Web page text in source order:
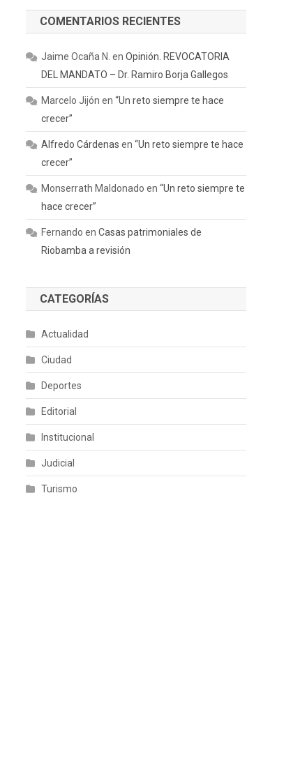
COMENTARIOS RECIENTES
Jaime Ocaña N. enOpinión. REVOCATORIA
DEL MANDATO – Dr. Ramiro Borja Gallegos
Marcelo Jijón en“Un reto siempre te hace
crecer”
Alfredo Cárdenas en“Un reto siempre te hace
crecer”
Monserrath Maldonado en“Un reto siempre te
hace crecer”
Fernando enCasas patrimoniales de
Riobamba a revisión
CATEGORÍAS
Actualidad
Ciudad
Deportes
Editorial
Institucional
Judicial
Turismo